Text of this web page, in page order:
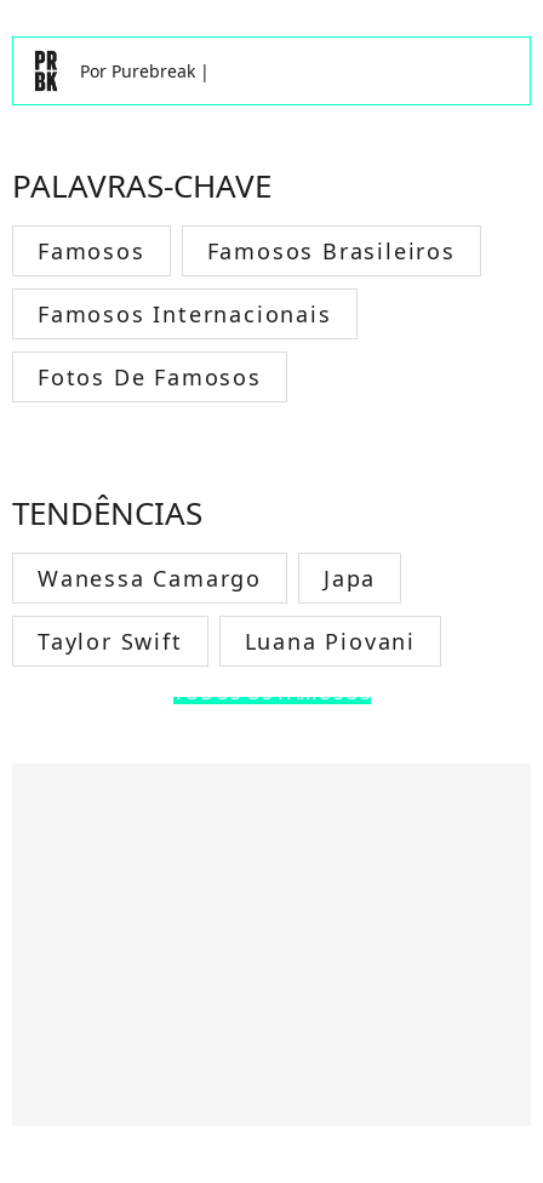
Por Purebreak |
PALAVRAS-CHAVE
Famosos Famosos Brasileiros
Famosos Internacionais
Fotos De Famosos
TENDÊNCIAS
Wanessa Camargo Japa
Taylor Swift Luana Piovani
TODOS OS FAMOSOS